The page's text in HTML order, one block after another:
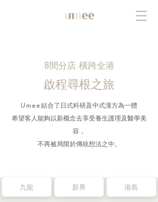
8間分店 橫跨全港
啟程尋根之旅
Umee結合了日式科研及中式漢方為一體
希望客人能夠以新概念去享受養生護理及醫學美
容，
不再被局限於傳統想法之中。
九龍 新界 港島